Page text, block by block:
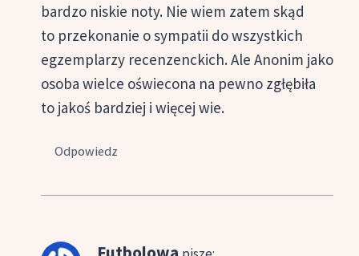
bardzo niskie noty. Nie wiem zatem skąd
to przekonanie o sympatii do wszystkich
egzemplarzy recenzenckich. Ale Anonim jako
osoba wielce oświecona na pewno zgłębiła
to jakoś bardziej i więcej wie.
Odpowiedz